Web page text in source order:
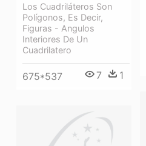
Los Cuadriláteros Son
Polígonos, Es Decir,
Figuras - Angulos
Interiores De Un
Cuadrilatero
675*537 7 1